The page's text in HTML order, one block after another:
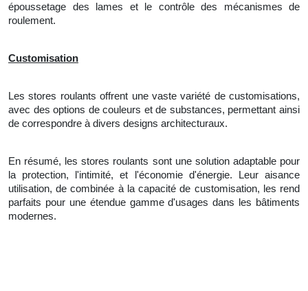
époussetage des lames et le contrôle des mécanismes de
roulement.
Customisation
Les stores roulants offrent une vaste variété de customisations,
avec des options de couleurs et de substances, permettant ainsi
de correspondre à divers designs architecturaux.
En résumé, les stores roulants sont une solution adaptable pour
la protection, l'intimité, et l'économie d'énergie. Leur aisance
utilisation, de combinée à lacapacité de customisation, les rend
parfaits pour une étendue gamme d'usages dans les bâtiments
modernes.